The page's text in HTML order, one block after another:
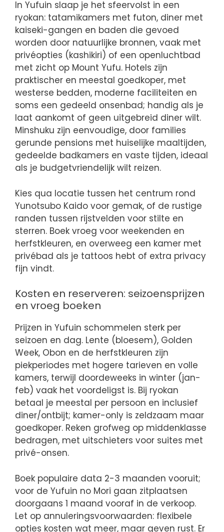
In Yufuin slaap je het sfeervolst in een
ryokan: tatamikamers met futon, diner met
kaiseki-gangen en baden die gevoed
worden door natuurlijke bronnen, vaak met
privéopties (kashikiri) of een openluchtbad
met zicht op Mount Yufu. Hotels zijn
praktischer en meestal goedkoper, met
westerse bedden, moderne faciliteiten en
soms een gedeeld onsenbad; handig als je
laat aankomt of geen uitgebreid diner wilt.
Minshuku zijn eenvoudige, door families
gerunde pensions met huiselijke maaltijden,
gedeelde badkamers en vaste tijden, ideaal
als je budgetvriendelijk wilt reizen.
Kies qua locatie tussen het centrum rond
Yunotsubo Kaido voor gemak, of de rustige
randen tussen rijstvelden voor stilte en
sterren. Boek vroeg voor weekenden en
herfstkleuren, en overweeg een kamer met
privébad als je tattoos hebt of extra privacy
fijn vindt.
Kosten en reserveren: seizoensprijzen
en vroeg boeken
Prijzen in Yufuin schommelen sterk per
seizoen en dag. Lente (bloesem), Golden
Week, Obon en de herfstkleuren zijn
piekperiodes met hogere tarieven en volle
kamers, terwijl doordeweeks in winter (jan-
feb) vaak het voordeligst is. Bij ryokan
betaal je meestal per persoon en inclusief
diner/ontbijt; kamer-only is zeldzaam maar
goedkoper. Reken grofweg op middenklasse
bedragen, met uitschieters voor suites met
privé-onsen.
Boek populaire data 2-3 maanden vooruit;
voor de Yufuin no Mori gaan zitplaatsen
doorgaans 1 maand vooraf in de verkoop.
Let op annuleringsvoorwaarden: flexibele
opties kosten wat meer, maar geven rust. Er